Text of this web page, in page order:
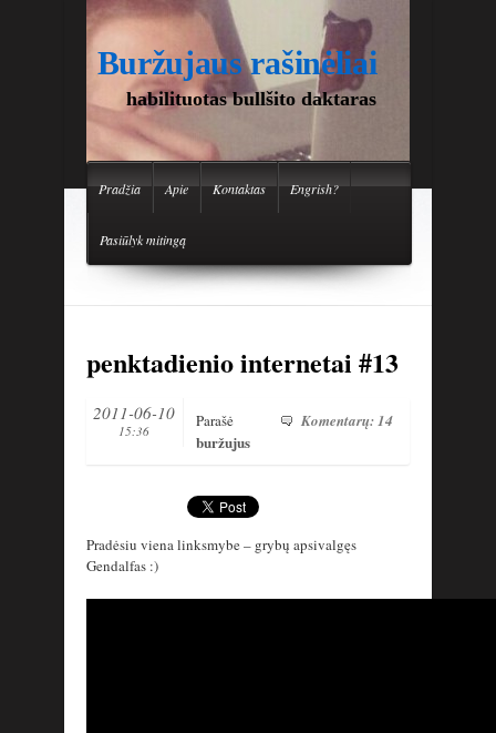
Buržujaus rašinėliai
habilituotas bullšito daktaras
Pradžia Apie Kontaktas Engrish?
Pasiūlyk mitingą
penktadienio internetai #13
2011-06-10
15:36
Komentarų: 14
Parašė
buržujus
Pradėsiu viena linksmybe – grybų apsivalgęs
Gendalfas :)